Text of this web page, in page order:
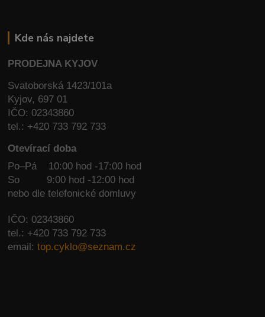
Kde nás najdete
PRODEJNA KYJOV
Svatoborská 1423/101a
Kyjov, 697 01
IČO: 02343860
tel.: +420 733 792 733
Otevírací doba
Po–Pá 10:00 hod -17:00 hod
So
9:00 hod -12:00 hod
nebo dle telefonické domluvy
IČO: 02343860
tel.: +420 733 792 733
email:top.cyklo@seznam.cz